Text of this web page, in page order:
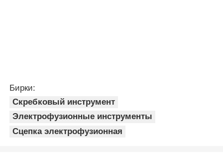
Бирки:
Скребковый инструмент
Электрофузионные инструменты
Сцепка электрофузионная